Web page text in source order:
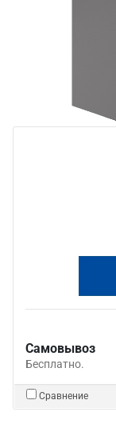
Самовывоз
Бесплатно.
Сравнение